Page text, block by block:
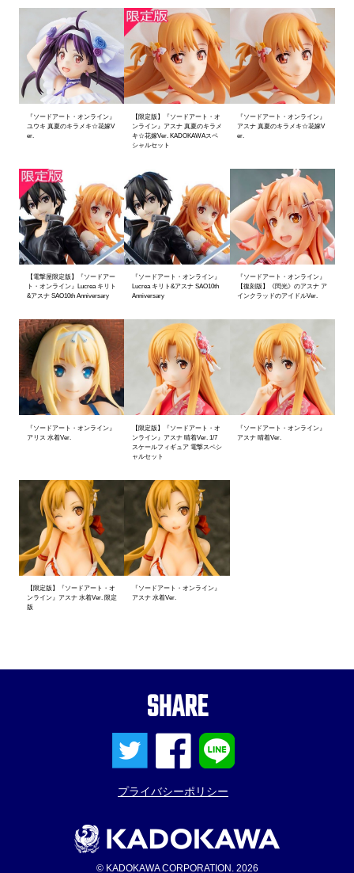
『ソードアート・オンライン』
ユウキ 真夏のキラメキ☆花嫁V
er.
【限定版】『ソードアート・オ
ンライン』アスナ 真夏のキラメ
キ☆花嫁Ver. KADOKAWAスペ
シャルセット
『ソードアート・オンライン』
アスナ 真夏のキラメキ☆花嫁V
er.
【電撃屋限定版】『ソードアー
ト・オンライン』Lucrea キリト
&アスナ SAO10th Anniversary
『ソードアート・オンライン』
Lucrea キリト&アスナ SAO10th
Anniversary
『ソードアート・オンライン』
【復刻版】《閃光》のアスナ ア
インクラッドのアイドルVer.
『ソードアート・オンライン』
アリス 水着Ver.
【限定版】『ソードアート・オ
ンライン』アスナ 晴着Ver. 1/7
スケールフィギュア 電撃スペシ
ャルセット
『ソードアート・オンライン』
アスナ 晴着Ver.
【限定版】『ソードアート・オ
ンライン』アスナ 水着Ver. 限定
版
『ソードアート・オンライン』
アスナ 水着Ver.
SHARE
プライバシーポリシー
© KADOKAWA CORPORATION. 2026